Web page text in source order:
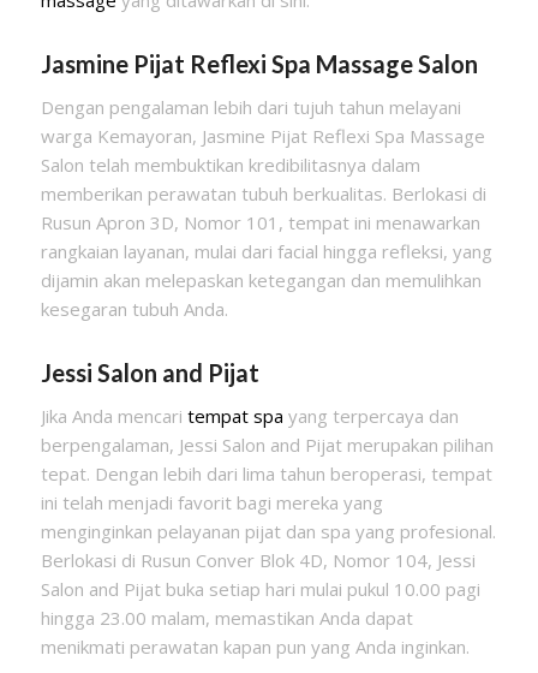
Jasmine Pijat Reflexi Spa Massage Salon
Dengan pengalaman lebih dari tujuh tahun melayani
warga Kemayoran, Jasmine Pijat Reflexi Spa Massage
Salon telah membuktikan kredibilitasnya dalam
memberikan perawatan tubuh berkualitas. Berlokasi di
Rusun Apron 3D, Nomor 101, tempat ini menawarkan
rangkaian layanan, mulai dari facial hingga refleksi, yang
dijamin akan melepaskan ketegangan dan memulihkan
kesegaran tubuh Anda.
Jessi Salon and Pijat
Jika Anda mencari tempat spa yang terpercaya dan
berpengalaman, Jessi Salon and Pijat merupakan pilihan
tepat. Dengan lebih dari lima tahun beroperasi, tempat
ini telah menjadi favorit bagi mereka yang
menginginkan pelayanan pijat dan spa yang profesional.
Berlokasi di Rusun Conver Blok 4D, Nomor 104, Jessi
Salon and Pijat buka setiap hari mulai pukul 10.00 pagi
hingga 23.00 malam, memastikan Anda dapat
menikmati perawatan kapan pun yang Anda inginkan.